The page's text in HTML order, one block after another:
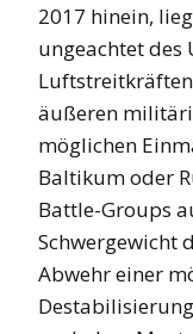
2017 hinein,
ungeachtet des
äußeren
möglichen
Baltikum oder
Battle-Groups
Schwergewicht
Abwehr einer